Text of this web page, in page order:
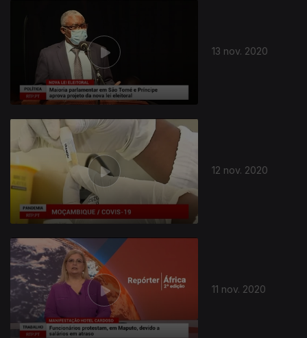
13 nov. 2020
12 nov. 2020
11 nov. 2020
505517